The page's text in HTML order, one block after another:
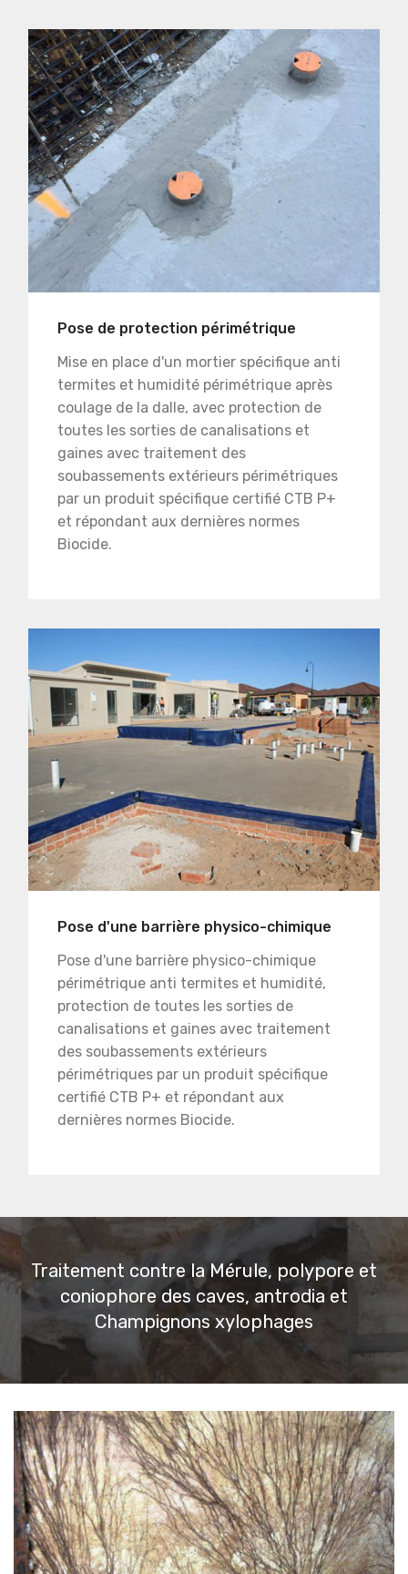
Pose de protection périmétrique
Mise en place d'un mortier spécifique anti
termites et humidité périmétrique après
coulage de la dalle, avec protection de
toutes les sorties de canalisations et
gaines avec traitement des
soubassements extérieurs périmétriques
par un produit spécifique certifié CTB P+
et répondant aux dernières normes
Biocide.
Pose d'une barrière physico-chimique
Pose d'une barrière physico-chimique
périmétrique anti termites et humidité,
protection de toutes les sorties de
canalisations et gaines avec traitement
des soubassements extérieurs
périmétriques par un produit spécifique
certifié CTB P+ et répondant aux
dernières normes Biocide.
Traitement contre la Mérule, polypore et
coniophore des caves, antrodia et
Champignons xylophages